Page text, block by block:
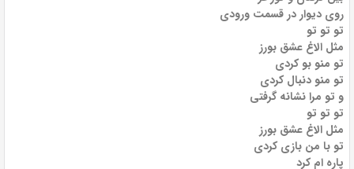
روی دیوار در قسمت ورودی
تو تو تو
مثل الاغ عشق بورز
تو منو بو کردی
تو منو دنبال کردی
و تو مرا نشانه گرفتی
تو تو تو
مثل الاغ عشق بورز
تو با من بازی کردی
پاره ام کرد